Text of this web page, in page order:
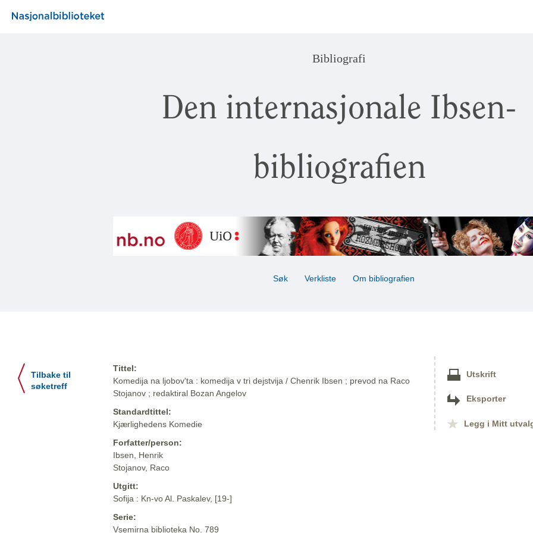
Bibliografi
Den internasjonale Ibsen-
bibliografien
Søk Verkliste Om bibliografien
Tilbake til
søketreff
Tittel:
Komedija na ljobov'ta : komedija v tri dejstvija / Chenrik Ibsen ; prevod na Raco
Stojanov ; redaktiral Bozan Angelov
Standardtittel:
Kjærlighedens Komedie
Forfatter/person:
Ibsen, Henrik
Stojanov, Raco
Utgitt:
Sofija : Kn-vo Al. Paskalev, [19-]
Serie:
Vsemirna biblioteka No. 789
Utskrift
Eksporter
Legg i Mitt